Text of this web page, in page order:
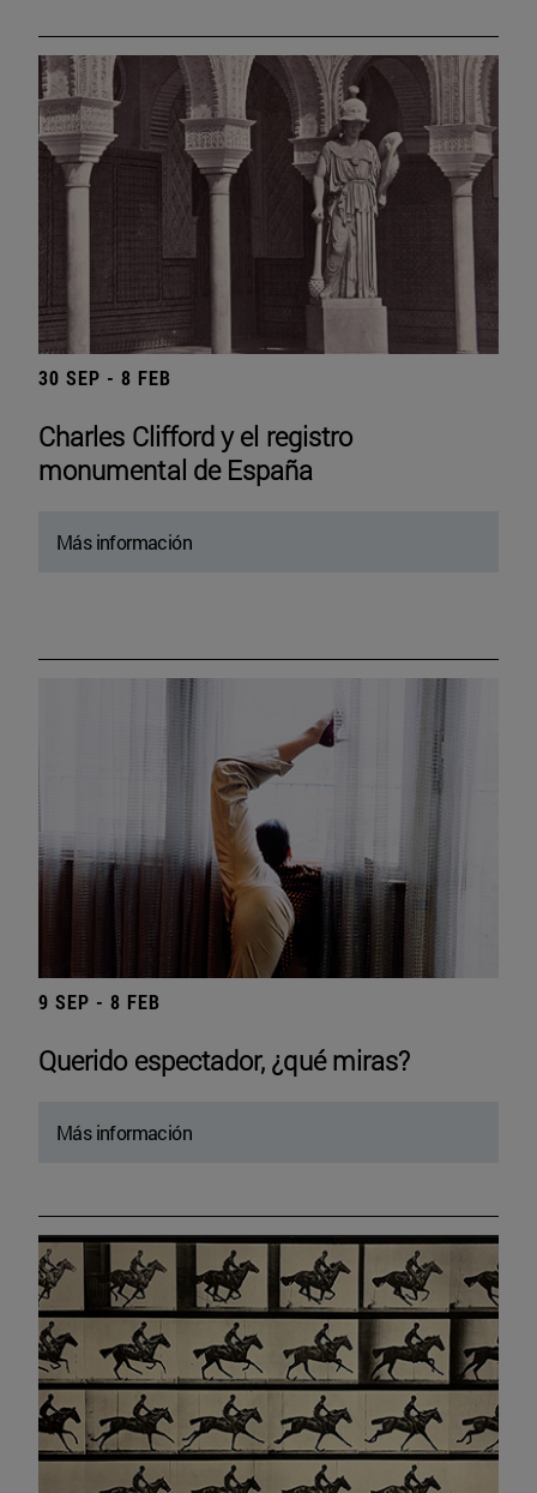
30 SEP - 8 FEB
Charles Clifford y el registro
monumental de España
Más información
9 SEP - 8 FEB
Querido espectador, ¿qué miras?
Más información